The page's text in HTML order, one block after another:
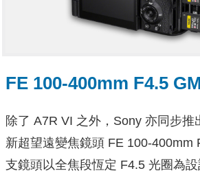
FE 100-400mm F4.5
除了 A7R VI 之外，Sony 亦同步推
新超望遠變焦鏡頭 FE 100-400mm
支鏡頭以全焦段恆定 F4.5 光圈為